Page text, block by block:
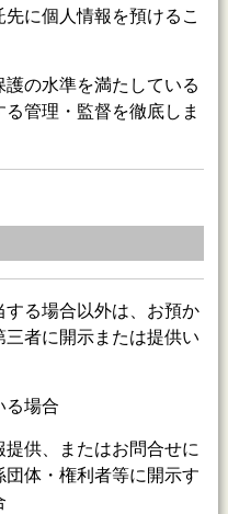
に個人情報を預けるこ
の水準を満たしている
管理・監督を徹底しま
る場合以外は、お預か
三者に開示または提供い
る場合
提供、またはお問合せに
体・権利者等に開示す